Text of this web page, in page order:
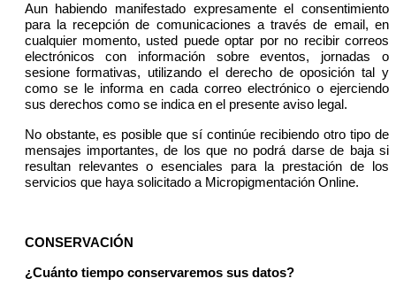
Aun habiendo manifestado expresamente el consentimiento
para la recepción de comunicaciones a través de email, en
cualquier momento, usted puede optar por no recibir correos
electrónicos con información sobre eventos, jornadas o
sesione formativas, utilizando el derecho de oposición tal y
como se le informa en cada correo electrónico o ejerciendo
sus derechos como se indica en el presente aviso legal.
No obstante, es posible que sí continúe recibiendo otro tipo de
mensajes importantes, de los que no podrá darse de baja si
resultan relevantes o esenciales para la prestación de los
servicios que haya solicitado a Micropigmentación Online.
CONSERVACIÓN
¿Cuánto tiempo conservaremos sus datos?